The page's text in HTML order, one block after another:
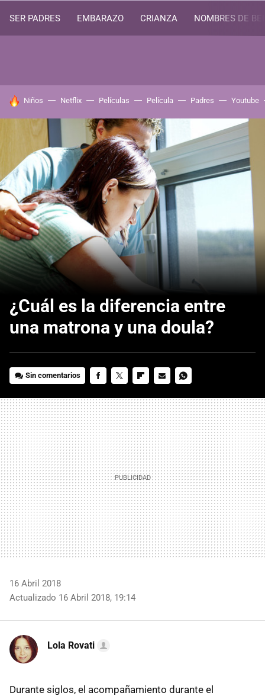
SER PADRES EMBARAZO CRIANZA NOMBRES DE
HOY SE HABLA DE
Niños Netflix Películas Película Padres Youtube
¿Cuál es la diferencia entre
una matrona y una doula?
Sin comentarios
MAIL
16 Abril 2018
Actualizado 16 Abril 2018, 19:14
Lola Rovati
Durante siglos, el acompañamiento durante el